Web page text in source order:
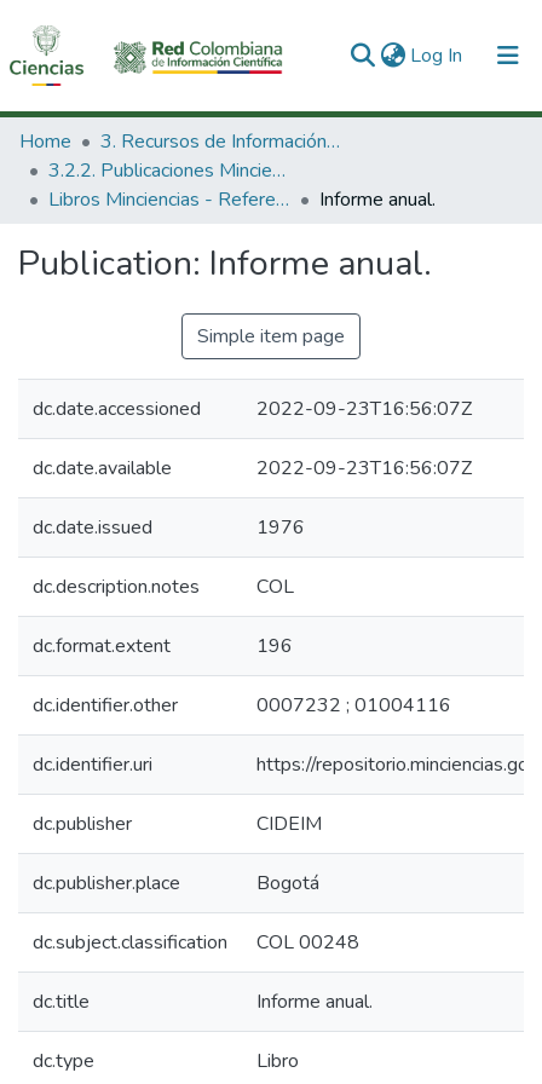
Log In (current)
Communities & Collections
All of DSpace
Home
3. Recursos de Información Científica y Tecnológica
3.2.2. Publicaciones Minciencias
Libros Minciencias - Referenciales
Informe anual.
Publication: Informe anual.
Simple item page
dc.date.accessioned 2022-09-23T16:56:07Z
dc.date.available 2022-09-23T16:56:07Z
dc.date.issued 1976
dc.description.notes COL
dc.format.extent 196
dc.identifier.other 0007232 ; 01004116
dc.identifier.uri https://
dc.publisher CIDEIM
dc.publisher.place Bogotá
dc.subject.classification COL 00248
dc.title Informe anual.
dc.type Libro